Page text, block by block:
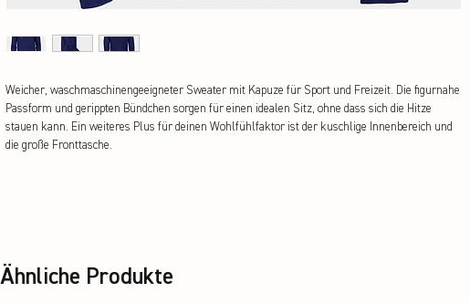
Weicher, waschmaschinengeeigneter Sweater mit Kapuze für Sport und Freizeit. Die figurnahe
Passform und gerippten Bündchen sorgen für einen idealen Sitz, ohne dass sich die Hitze
stauen kann. Ein weiteres Plus für deinen Wohlfühlfaktor ist der kuschlige Innenbereich und
die große Fronttasche.
Ähnliche Produkte